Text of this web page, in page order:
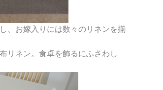
、お嫁入りには数々のリネンを揃
リネン。食卓を飾るにふさわし